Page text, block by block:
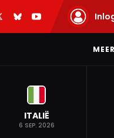
MEER
ITALIË
6 SEP. 2026